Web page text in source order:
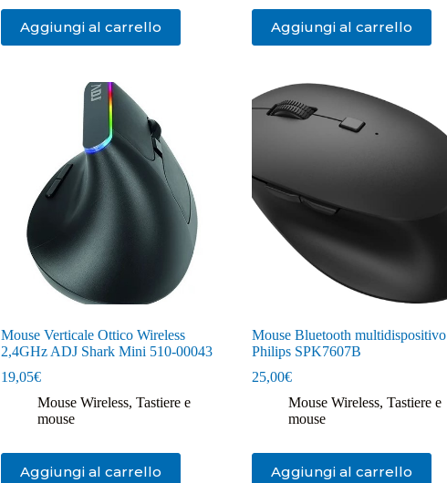
Aggiungi al carrello Aggiungi al carrello
Mouse Verticale Ottico Wireless
2,4GHz ADJ Shark Mini 510-00043
19,05€
Mouse Wireless, Tastiere e
mouse
Aggiungi al carrello
Mouse Bluetooth multidispositivo
Philips SPK7607B
25,00€
Mouse Wireless, Tastiere e
mouse
Aggiungi al carrello